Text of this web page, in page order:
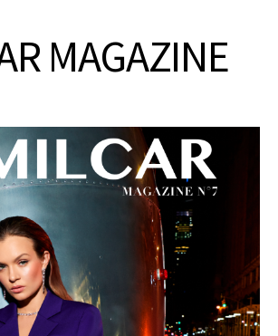
MAGAZINE